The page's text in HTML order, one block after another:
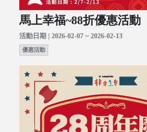
馬上幸福~88折優惠活動
活動日期 | 2026-02-07 ~ 2026-02-13
優惠活動